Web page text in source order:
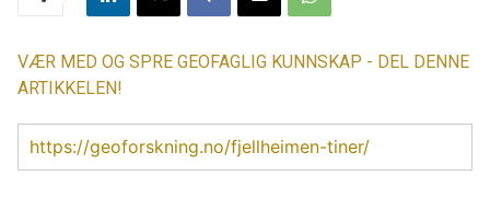
VÆR MED OG SPRE GEOFAGLIG KUNNSKAP - DEL DENNE
ARTIKKELEN!
https://geoforskning.no/fjellheimen-tiner/